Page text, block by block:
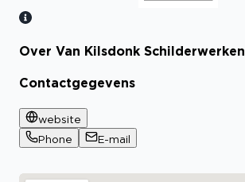
Bekijk certificaat
Over Van Kilsdonk Schilderwerken
Contactgegevens
website
Phone
E-mail